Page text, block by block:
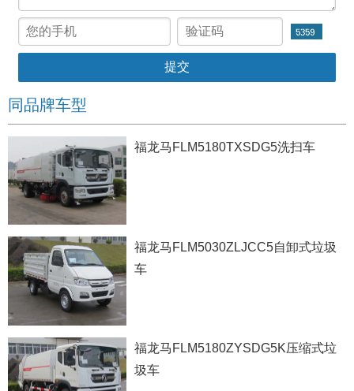
同品牌车型
福龙马FLM5180TXSDG5洗扫车
福龙马FLM5030ZLJCC5自卸式垃圾
车
福龙马FLM5180ZYSDG5K压缩式垃
圾车